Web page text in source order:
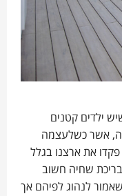
ילדים קטנים
אשר כשלעצמה
את ארצנו בגלל
שחיה חשוב
לנהוג לפיהם אך